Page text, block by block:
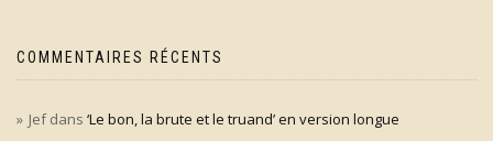
COMMENTAIRES RÉCENTS
Jefdans ‘Le bon, la brute et le truand’ en version longue